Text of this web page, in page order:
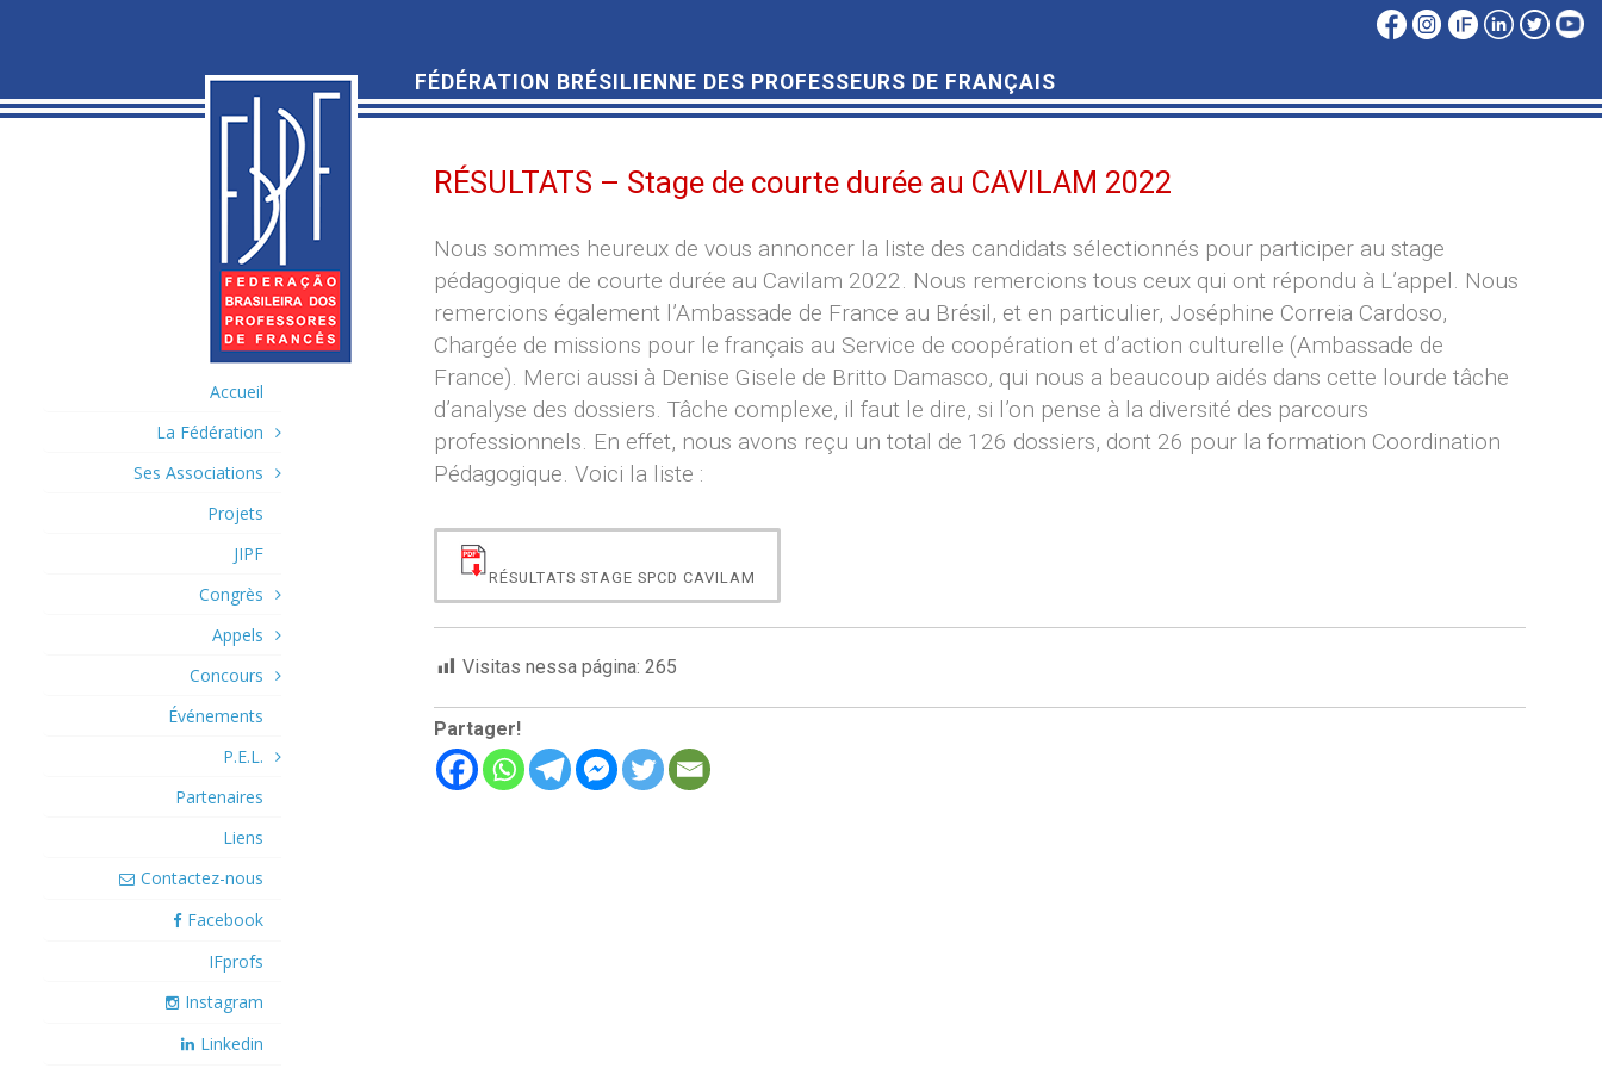
Accueil
La Fédération
Ses Associations
Projets
JIPF
Congrès
Appels
Concours
Événements
P.E.L.
Partenaires
Liens
Contactez-nous
Facebook
IFprofs
Instagram
Linkedin
FÉDÉRATION BRÉSILIENNE DES PROFESSEURS DE FRANÇAIS
RÉSULTATS – Stage de courte durée au CAVILAM 2022
Nous sommes heureux de vous annoncer la liste des candidats sélectionnés pour participer au stage
pédagogique de courte durée au Cavilam 2022. Nous remercions tous ceux qui ont répondu à L’appel. Nous
remercions également l’Ambassade de France au Brésil, et en particulier, Joséphine Correia Cardoso,
Chargée de missions pour le français au Service de coopération et d’action culturelle (Ambassade de
France). Merci aussi à Denise Gisele de Britto Damasco, qui nous a beaucoup aidés dans cette lourde tâche
d’analyse des dossiers. Tâche complexe, il faut le dire, si l’on pense à la diversité des parcours
professionnels. En effet, nous avons reçu un total de 126 dossiers, dont 26 pour la formation Coordination
Pédagogique. Voici la liste :
RÉSULTATS STAGE SPCD CAVILAM
Visitas nessa página: 265
Partager!